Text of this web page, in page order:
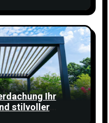
Ihr
stilvoller